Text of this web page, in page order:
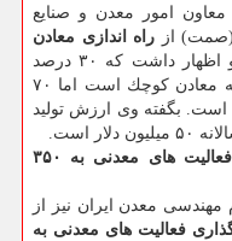
امور معدن و صنایع
(صمت) از راه اندازی معادن
خبر داد و اظهار داشت كه ۳۰ درصد
ارزش افزوده در بخش معدن، متعلق به معادن كوچك است اما ۷۰
بگفته وی ارزش تولید
است.
بودجه صندوق توسعه سرمایه گذاری فعالیت های معدنی به ۳۵۰
معدن ایران نیز از
فعالیت های معدنی به